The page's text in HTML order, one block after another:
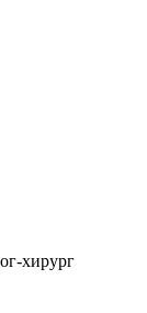
хирург